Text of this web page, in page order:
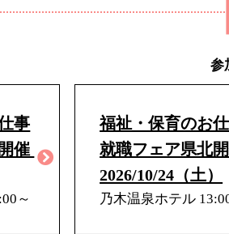
参
事
催
～
福祉・保育のお
就職フェア県北
2026/10/24（土）
乃木温泉ホテル